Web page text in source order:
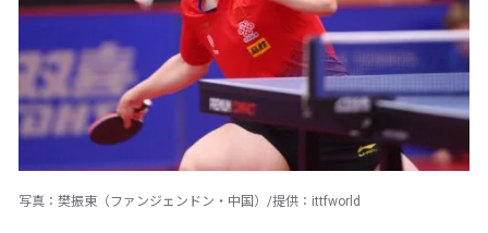
写真：樊振東（ファンジェンドン・中国）/提供：ittfworld